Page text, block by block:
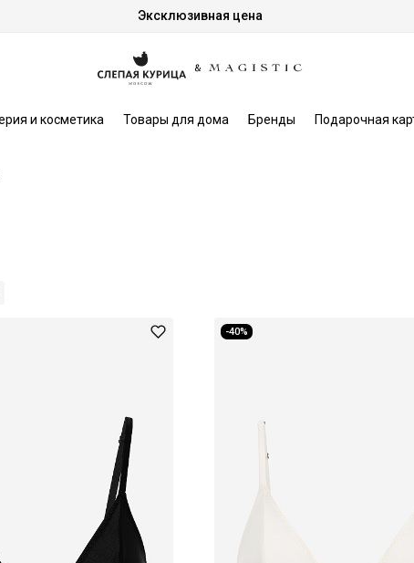
Эксклюзивная цена
и косметика Товары для дома Бренды Подарочная
-40%